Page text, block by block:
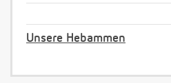
Unsere Hebammen